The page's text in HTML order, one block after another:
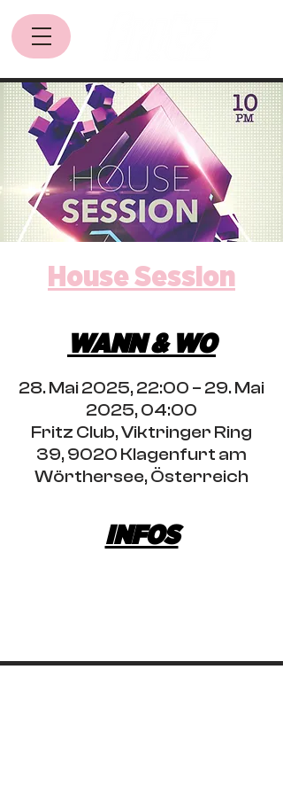
House Session
WANN & WO
28. Mai 2025, 22:00 – 29. Mai
2025, 04:00
Fritz Club, Viktringer Ring
39, 9020 Klagenfurt am
Wörthersee, Österreich
INFOS